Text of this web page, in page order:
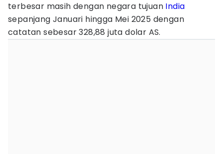
terbesar masih dengan negara tujuan India
sepanjang Januari hingga Mei 2025 dengan
catatan sebesar 328,88 juta dolar AS.